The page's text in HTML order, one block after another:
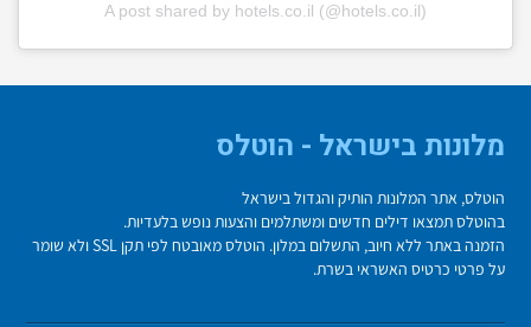
A post shared by hotels.co.il (@hotels.co.il)
מלונות בישראל - הוטלס
הוטלס, אתר המלונות הותיק והגדול בישראל
בהוטלס תמצאו דילים חדשים ומשתלמים והצעות נופש בלעדיות.
הזמנה באתר ללא חיוב, התשלום במלון. הוטלס מאובטח לפי תקן SSL ולא שומר
על פרטי כרטיס האשראי בשרת.